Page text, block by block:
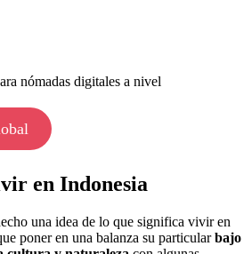
nómadas digitales a nivel
en Indonesia
una idea de lo que significa vivir en
poner en una balanza su particularbajo